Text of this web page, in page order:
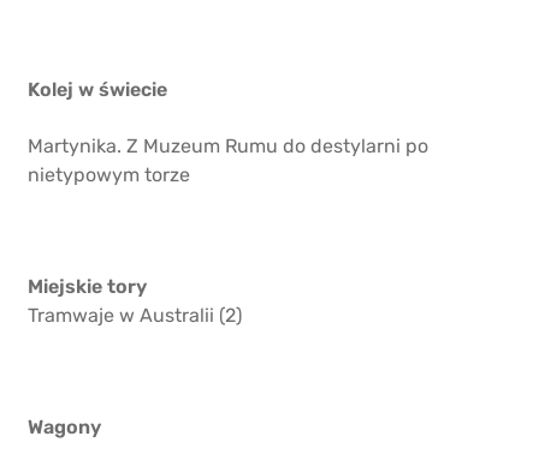
Kolej w świecie
Martynika. Z Muzeum Rumu do destylarni po
nietypowym torze
Miejskie tory
Tramwaje w Australii (2)
Wagony